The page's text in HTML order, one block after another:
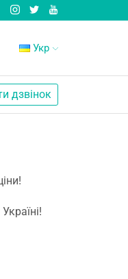
Укр
дзвінок